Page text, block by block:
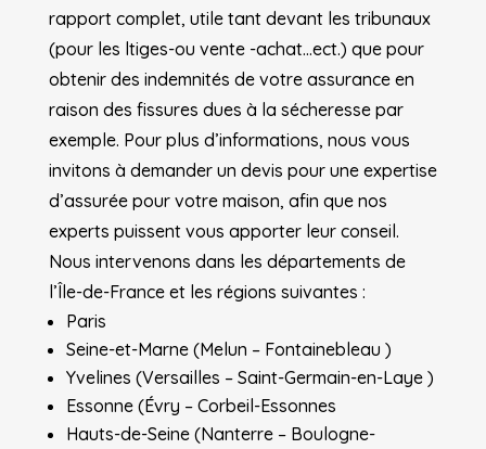
rapport complet, utile tant devant les tribunaux
(pour les ltiges-ou vente -achat…ect.) que pour
obtenir des indemnités de votre assurance en
raison des fissures dues à la sécheresse par
exemple. Pour plus d’informations, nous vous
invitons à demander un devis pour une expertise
d’assurée pour votre maison, afin que nos
experts puissent vous apporter leur conseil.
Nous intervenons dans les départements de
l’Île-de-France et les régions suivantes :
Paris
Seine-et-Marne (Melun – Fontainebleau )
Yvelines (Versailles – Saint-Germain-en-Laye )
Essonne (Évry – Corbeil-Essonnes
Hauts-de-Seine (Nanterre – Boulogne-